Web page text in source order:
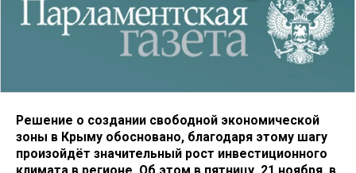
Решение о создании свободной экономической
зоны в Крыму обосновано, благодаря этому шагу
произойдёт значительный рост инвестиционного
климата в регионе. Об этом в пятницу, 21 ноября, в